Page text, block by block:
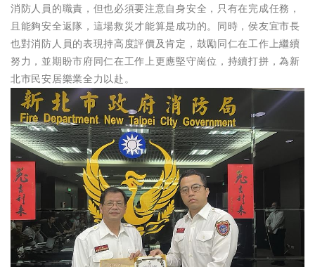
消防人員的職責，但也必須要注意自身安全，只有在完成任務，
且能夠安全返隊，這場救災才能算是成功的。同時，侯友宜市長
也對消防人員的表現持高度評價及肯定，鼓勵同仁在工作上繼續
努力，並期盼市府同仁在工作上更應堅守崗位，持續打拼，為新
北市民安居樂業全力以赴。